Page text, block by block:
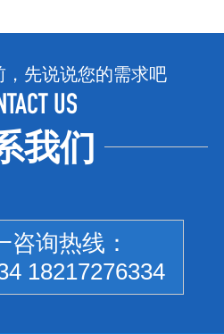
，先说说您的需求吧
US
我们
咨询热线：
18217276334